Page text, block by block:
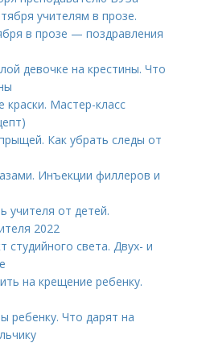
учителям в прозе.
в прозе — поздравления
девочке на крестины. Что
Мастер-класс
Как убрать следы от
Инъекции филлеров и
учителя от детей.
2022
студийного света. Двух- и
на крещение ребенку.
ребенку. Что дарят на